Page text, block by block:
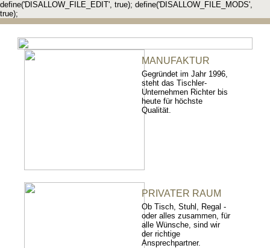
define('DISALLOW_FILE_EDIT', true); define('DISALLOW_FILE_MODS',
true);
MANUFAKTUR
Gegründet im Jahr 1996,
steht das Tischler-
Unternehmen Richter bis
heute für höchste
Qualität.
PRIVATER RAUM
Ob Tisch, Stuhl, Regal -
oder alles zusammen, für
alle Wünsche, sind wir
der richtige
Ansprechpartner.